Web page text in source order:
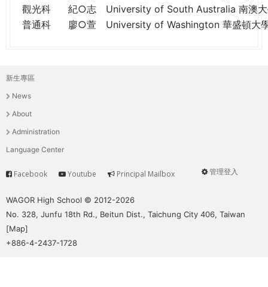
THE
PUTTING
YOU
ON
PATH
GLOBAL
CITIZENSHIP
觀光科
紀○志
University of South Australia 南澳
普通科
廖○萱 University of Washington 華盛頓大
主
選
單
新生專區
News
About
Administration
Language Center
User
管理登入
Service
Facebook Youtube Principal Mailbox
WAGOR High School © 2012-2026
No. 328, Junfu 18th Rd., Beitun Dist., Taichung City 406, Taiwan
[Map]
+886-4-2437-1728